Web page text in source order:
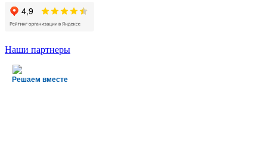
Наши партнеры
Решаем вместе